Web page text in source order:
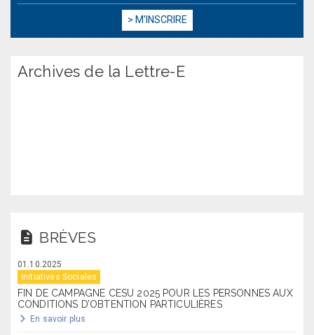
Archives de la Lettre-E
BRÈVES
01.10.2025
Initiatives Sociales
FIN DE CAMPAGNE CESU 2025 POUR LES PERSONNES AUX
CONDITIONS D’OBTENTION PARTICULIÈRES
En savoir plus